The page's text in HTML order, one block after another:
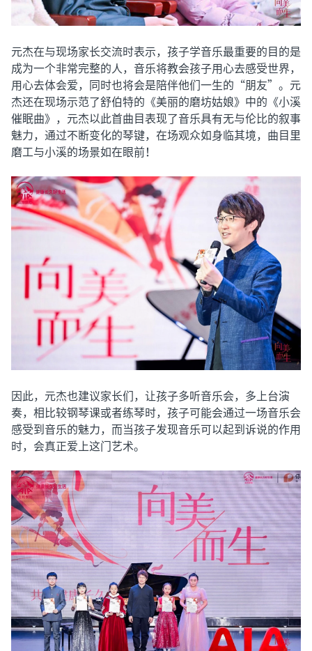
元杰在与现场家长交流时表示，孩子学音乐最重要的目的是
成为一个非常完整的人，音乐将教会孩子用心去感受世界，
用心去体会爱，同时也将会是陪伴他们一生的“朋友”。元
杰还在现场示范了舒伯特的《美丽的磨坊姑娘》中的《小溪
催眠曲》，元杰以此首曲目表现了音乐具有无与伦比的叙事
魅力，通过不断变化的琴键，在场观众如身临其境，曲目里
磨工与小溪的场景如在眼前！
因此，元杰也建议家长们，让孩子多听音乐会，多上台演
奏，相比较钢琴课或者练琴时，孩子可能会通过一场音乐会
感受到音乐的魅力，而当孩子发现音乐可以起到诉说的作用
时，会真正爱上这门艺术。